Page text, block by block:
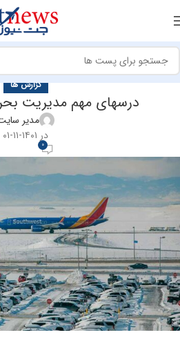
گزارش ها
درسهای مهم مدیریت
مدیر
در ۱۴۰۱-۱۱-۰۱
0